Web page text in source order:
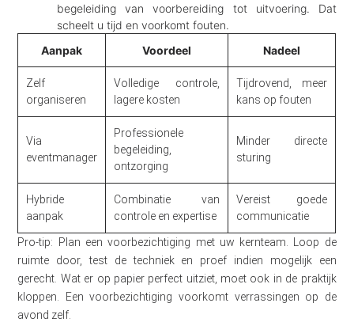
begeleiding van voorbereiding tot uitvoering. Dat
scheelt u tijd en voorkomt fouten.
Aanpak
Voordeel Nadeel
Zelf
organiseren
Volledige controle,
lagere kosten
Tijdrovend, meer
kans op fouten
Via
eventmanager
Professionele
begeleiding,
ontzorging
Minder directe
sturing
Hybride
aanpak
Combinatie van
controle en expertise
Vereist goede
communicatie
Pro-tip: Plan een voorbezichtiging met uw kernteam. Loop de
ruimte door, test de techniek en proef indien mogelijk een
gerecht. Wat er op papier perfect uitziet, moet ook in de praktijk
kloppen. Een voorbezichtiging voorkomt verrassingen op de
avond zelf.